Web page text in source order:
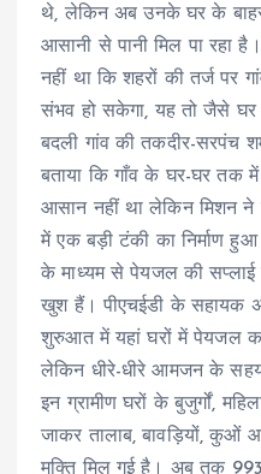
थे, लेकिन अब उनके घर के
आसानी से पानी मिल पा रहा
नहीं था कि शहरों की तर्ज पर
संभव हो सकेगा, यह तो जैसे
बदली गांव की तकदीर-सरपंच
बताया कि गाँव के घर-घर तक
आसान नहीं था लेकिन मिशन ने
में एक बड़ी टंकी का निर्माण
के माध्यम से पेयजल की सप्लाई
खुश हैं। पीएचईडी के सहायक
शुरुआत में यहां घरों में पेयजल
लेकिन धीरे-धीरे आमजन के
इन ग्रामीण घरों के बुजुर्गों,
जाकर तालाब, बावड़ियों, कुओं
मुक्ति मिल गई है। अब तक 993